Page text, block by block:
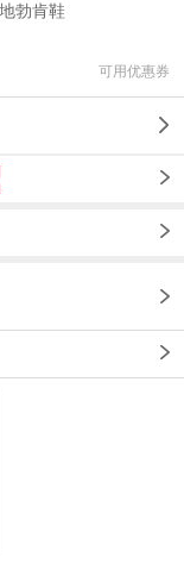
勃肯鞋
可用优惠券